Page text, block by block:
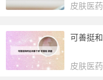
皮肤医药
可善挺
皮肤医药